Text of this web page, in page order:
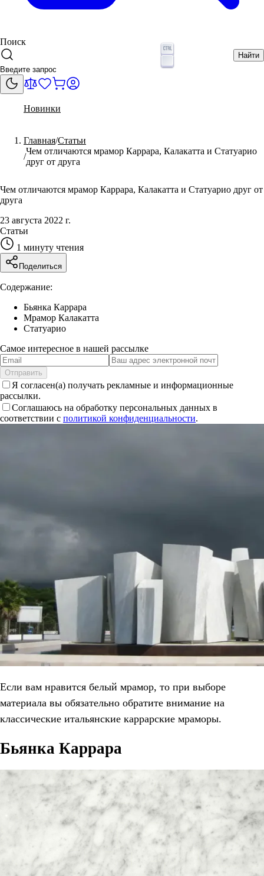
Поиск
Найти
Новинки
Главная Статьи
Чем отличаются мрамор Каррара, Калакатта и Статуарио
друг от друга
Чем отличаются мрамор Каррара, Калакатта и Статуарио друг от
друга
23 августа 2022 г.
Статьи
1 минуту чтения
Поделиться
Содержание:
Бьянка Каррара
Мрамор Калакатта
Статуарио
Самое интересное в нашей рассылке
Отправить
Я согласен(а) получать рекламные и информационные
рассылки.
Соглашаюсь на обработку персональных данных в
соответствии с политикой конфиденциальности.
Если вам нравится белый мрамор, то при выборе
материала вы обязательно обратите внимание на
классические итальянские каррарские мраморы.
Бьянка Каррара